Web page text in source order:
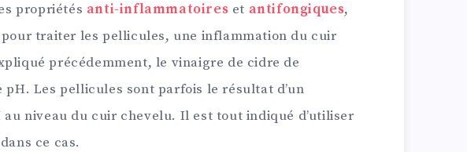
propriétés anti-inflammatoires et antifongiques,
traiter les pellicules, une inflammation du cuir
précédemment, le vinaigre de cidre de
Les pellicules sont parfois le résultat d’un
niveau du cuir chevelu. Il est tout indiqué d’utiliser
ce cas.